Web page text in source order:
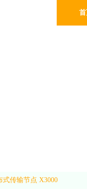
式传输节点 X3000